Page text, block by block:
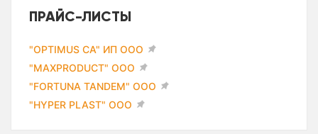
ПРАЙС-ЛИСТЫ
"OPTIMUS CA" ИП ООО
"MAXPRODUCT" ООО
"FORTUNA TANDEM" ООО
"HYPER PLAST" ООО